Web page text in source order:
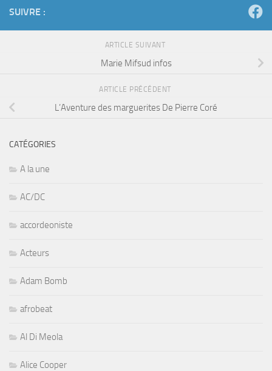
SUIVRE :
ARTICLE SUIVANT
Marie Mifsud infos
ARTICLE PRÉCÉDENT
L’Aventure des marguerites De Pierre Coré
CATÉGORIES
A la une
AC/DC
accordeoniste
Acteurs
Adam Bomb
afrobeat
Al Di Meola
Alice Cooper